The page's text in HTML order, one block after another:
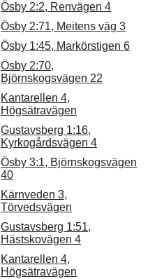
Ösby 2:2, Renvägen 4
Ösby 2:71, Meitens väg 3
Ösby 1:45, Markörstigen 6
Ösby 2:70,
Björnskogsvägen 22
Kantarellen 4,
Högsätravägen
Gustavsberg 1:16,
Kyrkogårdsvägen 4
Ösby 3:1, Björnskogsvägen
40
Kärnveden 3,
Törvedsvägen
Gustavsberg 1:51,
Hästskovägen 4
Kantarellen 4,
Högsätravägen